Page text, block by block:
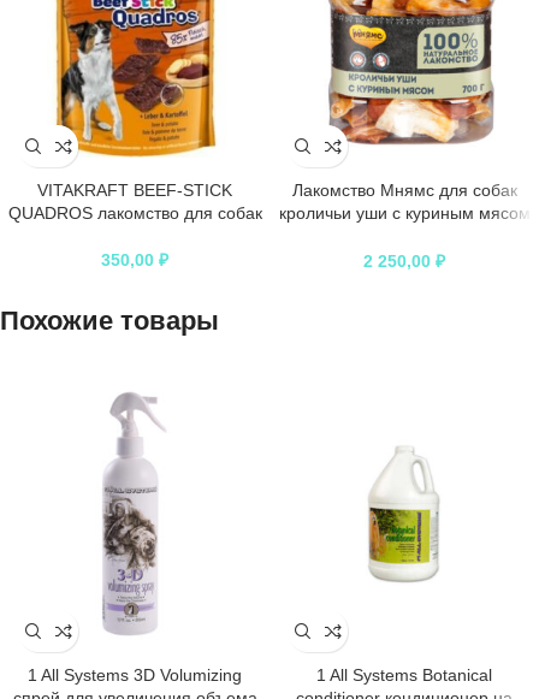
VITAKRAFT BEEF-STICK
QUADROS лакомство для собак
350,00 ₽
Лакомство Мнямс для собак
кроличьи уши с куриным мясом
2 250,00 ₽
Похожие товары
1 All Systems 3D Volumizing
1 All Systems Botanical